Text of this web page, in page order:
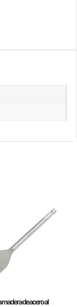
madera de acero al